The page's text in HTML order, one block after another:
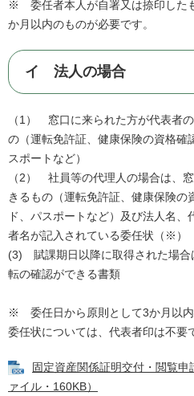
※ 委任者本人が自署又は捺印した
か月以内のものが必要です。
イ 法人の場合
（1） 窓口に来られた方が代表者
の（運転免許証、健康保険の資格確
スポートなど）
（2） 社員等の代理人の場合は、
きるもの（運転免許証、健康保険の
ド、パスポートなど）及び法人名
者名が記入されている委任状（※）
(3) 賦課期日以降に取得された場合
転の確認ができる書類
※ 委任日から原則として3か月以
委任状については、代表者印は不要
固定資産関係証明交付・閲覧
ァイル・160KB）